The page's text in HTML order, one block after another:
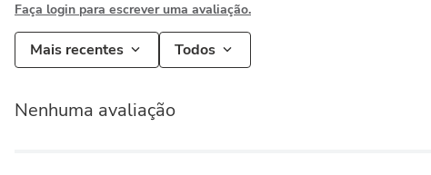
Faça login para escrever uma avaliação.
Mais recentes Todos
Nenhuma avaliação